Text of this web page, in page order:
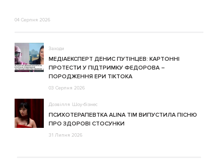
04 Серпня 2026
Заходи
МЕДІАЕКСПЕРТ ДЕНИС ПУТІНЦЕВ: КАРТОННІ
ПРОТЕСТИ У ПІДТРИМКУ ФЕДОРОВА –
ПОРОДЖЕННЯ ЕРИ ТІКТОКА
03 Серпня 2026
Дозвілля Шоу-бізнес
ПСИХОТЕРАПЕВТКА ALINA TIM ВИПУСТИЛА ПІСНЮ
ПРО ЗДОРОВІ СТОСУНКИ
31 Липня 2026